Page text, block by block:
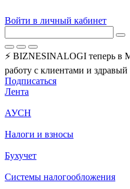
Войти в личный кабинет
⚡ BIZNESINALOGI теперь
работу с клиентами и
Подписаться
Лента
АУСН
Налоги и взносы
Бухучет
Системы налогообложения